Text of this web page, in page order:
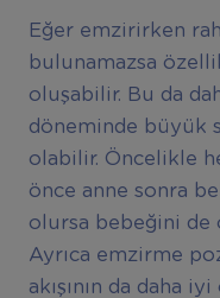
Eğer emzirirken
bulunamazsa
oluşabilir. Bu da
döneminde büyük
olabilir. Öncelikle
önce anne sonra
olursa bebeğini de
Ayrıca emzirme
akışının da daha